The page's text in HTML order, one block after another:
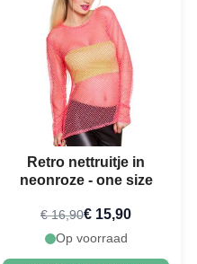
Retro nettruitje in
neonroze - one size
€ 16,90€ 15,90
Op voorraad